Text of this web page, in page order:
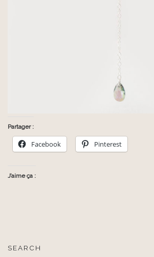
Partager :
Facebook Pinterest
J’aime ça :
SEARCH